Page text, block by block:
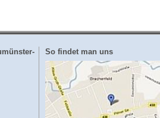
So findet man uns